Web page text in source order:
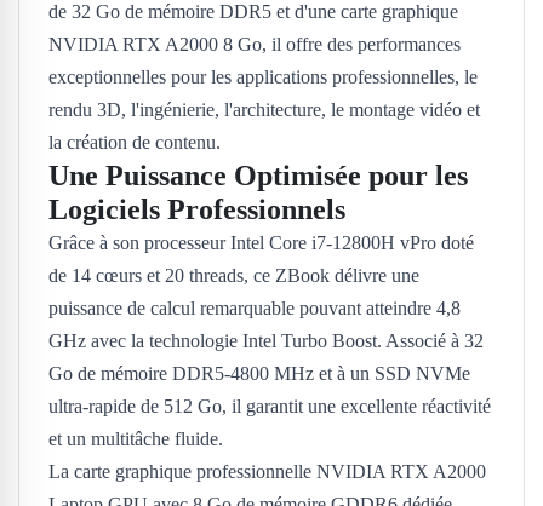
de 32 Go de mémoire DDR5 et d'une carte graphique
NVIDIA RTX A2000 8 Go, il offre des performances
exceptionnelles pour les applications professionnelles, le
rendu 3D, l'ingénierie, l'architecture, le montage vidéo et
la création de contenu.
Une Puissance Optimisée pour les
Logiciels Professionnels
Grâce à son processeur Intel Core i7-12800H vPro doté
de 14 cœurs et 20 threads, ce ZBook délivre une
puissance de calcul remarquable pouvant atteindre 4,8
GHz avec la technologie Intel Turbo Boost. Associé à 32
Go de mémoire DDR5-4800 MHz et à un SSD NVMe
ultra-rapide de 512 Go, il garantit une excellente réactivité
et un multitâche fluide.
La carte graphique professionnelle NVIDIA RTX A2000